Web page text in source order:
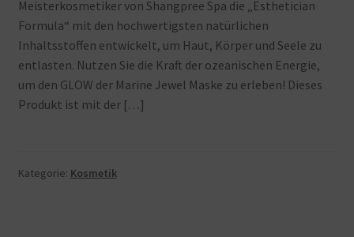
Meisterkosmetiker von Shangpree Spa die „Esthetician
Formula“ mit den hochwertigsten natürlichen
Inhaltsstoffen entwickelt, um Haut, Körper und Seele zu
entlasten. Nutzen Sie die Kraft der ozeanischen Energie,
um den GLOW der Marine Jewel Maske zu erleben! Dieses
Produkt ist mit der […]
Kategorie: Kosmetik